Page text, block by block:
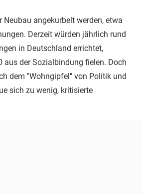
Neubau angekurbelt werden, etwa
Derzeit würden jährlich rund
in Deutschland errichtet,
aus der Sozialbindung fielen. Doch
dem "Wohngipfel" von Politik und
sich zu wenig, kritisierte